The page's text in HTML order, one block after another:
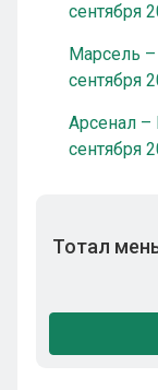
сентября
Марсель –
сентября
Арсенал –
сентября
Тотал